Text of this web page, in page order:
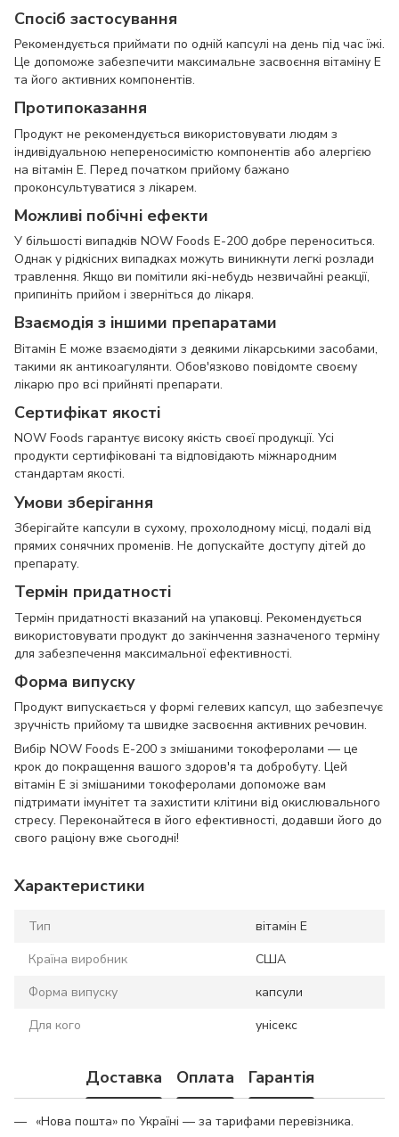
Спосіб застосування
Рекомендується приймати по одній капсулі на день під час їжі.
Це допоможе забезпечити максимальне засвоєння вітаміну E
та його активних компонентів.
Протипоказання
Продукт не рекомендується використовувати людям з
індивідуальною непереносимістю компонентів або алергією
на вітамін E. Перед початком прийому бажано
проконсультуватися з лікарем.
Можливі побічні ефекти
У більшості випадків NOW Foods E-200 добре переноситься.
Однак у рідкісних випадках можуть виникнути легкі розлади
травлення. Якщо ви помітили які-небудь незвичайні реакції,
припиніть прийом і зверніться до лікаря.
Взаємодія з іншими препаратами
Вітамін E може взаємодіяти з деякими лікарськими засобами,
такими як антикоагулянти. Обов'язково повідомте своєму
лікарю про всі прийняті препарати.
Сертифікат якості
NOW Foods гарантує високу якість своєї продукції. Усі
продукти сертифіковані та відповідають міжнародним
стандартам якості.
Умови зберігання
Зберігайте капсули в сухому, прохолодному місці, подалі від
прямих сонячних променів. Не допускайте доступу дітей до
препарату.
Термін придатності
Термін придатності вказаний на упаковці. Рекомендується
використовувати продукт до закінчення зазначеного терміну
для забезпечення максимальної ефективності.
Форма випуску
Продукт випускається у формі гелевих капсул, що забезпечує
зручність прийому та швидке засвоєння активних речовин.
Вибір NOW Foods E-200 з змішаними токоферолами — це
крок до покращення вашого здоров'я та добробуту. Цей
вітамін E зі змішаними токоферолами допоможе вам
підтримати імунітет та захистити клітини від окислювального
стресу. Переконайтеся в його ефективності, додавши його до
свого раціону вже сьогодні!
Характеристики
Тип
вітамін E
Країна виробник
США
Форма випуску
капсули
Для кого
унісекс
Доставка Оплата Гарантія
«Нова пошта» по Україні — за тарифами перевізника.